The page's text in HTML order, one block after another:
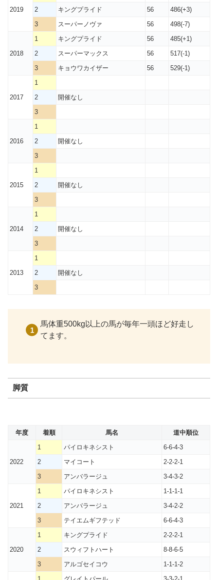
2019
2
キングプライド 56
486(+3)
3
スーパーノヴァ 56 498(-7)
2018
1 キングプライド 56
485(+1)
2
スーパーマックス 56
517(-1)
3
キョウワカイザー 56 529(-1)
2017
1
2
開催なし
3
2016
1
2
開催なし
3
2015
1
2
開催なし
3
2014
1
2
開催なし
3
2013
1
2
開催なし
3
馬体重500kg以上の馬が毎年一頭ほど好走し
てます。
脚質
年度 着順 馬名 道中順位
2022
1 パイロキネシスト
6-6-4-3
2
マイコート
2-2-2-1
3
アンバラージュ 3-4-3-2
2021
1 パイロキネシスト
1-1-1-1
2
アンバラージュ
3-4-2-2
3
テイエムギフテッド 6-6-4-3
2020
1 キングプライド
2-2-2-1
2
スウィフトハート
8-8-6-5
3
アルゴセイコウ
1-1-1-2